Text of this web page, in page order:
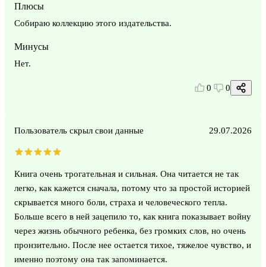
Плюсы
Собираю коллекцию этого издательства.
Минусы
Нет.
0 0
Пользователь скрыл свои данные 29.07.2026
Книга очень трогательная и сильная. Она читается не так
легко, как кажется сначала, потому что за простой историей
скрывается много боли, страха и человеческого тепла.
Больше всего в ней зацепило то, как книга показывает войну
через жизнь обычного ребенка, без громких слов, но очень
пронзительно. После нее остается тихое, тяжелое чувство, и
именно поэтому она так запоминается.